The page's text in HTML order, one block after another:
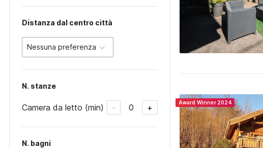
Distanza dal centro città
Nessuna preferenza
N. stanze
Camera da letto (min) - 0 +
N. bagni
Award Winner 2024